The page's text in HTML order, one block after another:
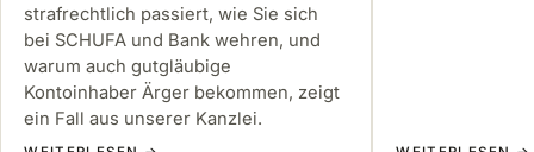
strafrechtlich passiert, wie Sie sich
bei SCHUFA und Bank wehren, und
warum auch gutgläubige
Kontoinhaber Ärger bekommen, zeigt
ein Fall aus unserer Kanzlei.